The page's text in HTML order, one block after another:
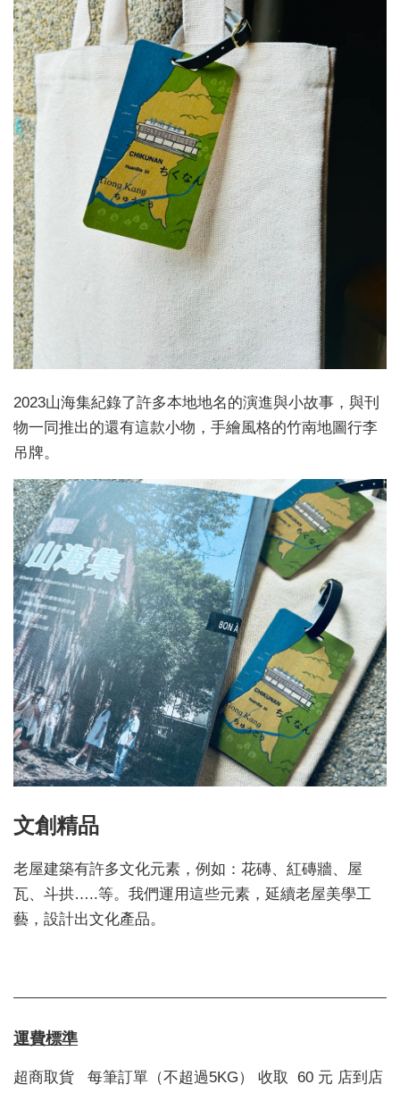
2023山海集紀錄了許多本地地名的演進與小故事，與刊
物一同推出的還有這款小物，手繪風格的竹南地圖行李
吊牌。
文創精品
老屋建築有許多文化元素，例如：花磚、紅磚牆、屋
瓦、斗拱…..等。我們運用這些元素，延續老屋美學工
藝，設計出文化產品。
運費標準
超商取貨 每筆訂單（不超過5KG） 收取 60 元 店到店